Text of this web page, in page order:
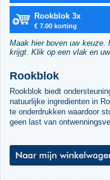
Rookblok 3x
€ 7.00 korting
Maak hier boven uw keuze.
krijgt. Klik op een vlak en
Rookblok
Rookblok biedt
natuurlijke ingredienten in
te onderdrukken waardoor
geen last van